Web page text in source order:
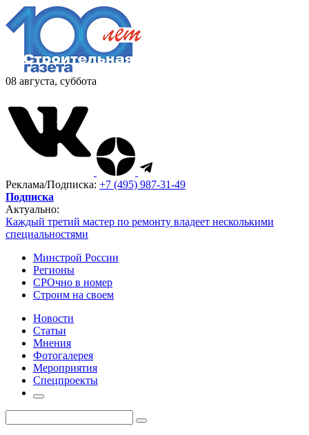
08 августа, суббота
Реклама/Подписка: +7 (495) 987-31-49
Подписка
Актуально:
Каждый третий мастер по ремонту владеет несколькими
специальностями
Минстрой России
Регионы
СРОчно в номер
Строим на своем
Новости
Статьи
Мнения
Фотогалерея
Мероприятия
Спецпроекты